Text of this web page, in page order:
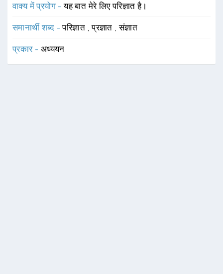
वाक्य में प्रयोग -यह बात मेरे लिए परिज्ञात है।
समानार्थी शब्द -परिज्ञात ,प्रज्ञात ,संज्ञात
प्रकार - अध्ययन